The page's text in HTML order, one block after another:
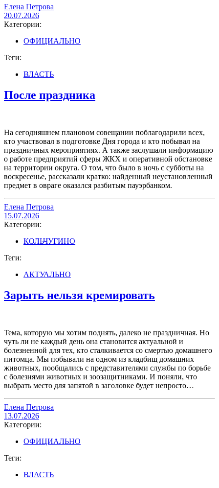
Елена Петрова
20.07.2026
Категории:
ОФИЦИАЛЬНО
Теги:
ВЛАСТЬ
После праздника
На сегодняшнем плановом совещании поблагодарили всех,
кто участвовал в подготовке Дня города и кто побывал на
праздничных мероприятиях. А также заслушали информацию
о работе предприятий сферы ЖКХ и оперативной обстановке
на территории округа. О том, что было в ночь с субботы на
воскресенье, рассказали кратко: найденный неустановленный
предмет в овраге оказался разбитым пауэрбанком.
Елена Петрова
15.07.2026
Категории:
КОЛЬЧУГИНО
Теги:
АКТУАЛЬНО
Зарыть нельзя кремировать
Тема, которую мы хотим поднять, далеко не праздничная. Но
чуть ли не каждый день она становится актуальной и
болезненной для тех, кто сталкивается со смертью домашнего
питомца. Мы побывали на одном из кладбищ домашних
животных, пообщались с представителями службы по борьбе
с болезнями животных и зоозащитниками. И поняли, что
выбрать место для запятой в заголовке будет непросто…
Елена Петрова
13.07.2026
Категории:
ОФИЦИАЛЬНО
Теги:
ВЛАСТЬ